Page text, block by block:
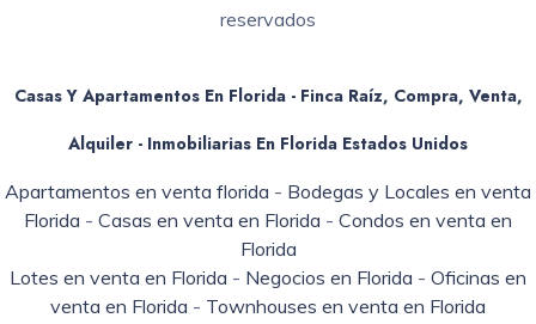
reservados
Casas Y Apartamentos En Florida - Finca Raíz, Compra, Venta,
Alquiler - Inmobiliarias En Florida Estados Unidos
Apartamentos en venta florida - Bodegas y Locales en venta
Florida - Casas en venta en Florida - Condos en venta en
Florida
Lotes en venta en Florida - Negocios en Florida - Oficinas en
venta en Florida - Townhouses en venta en Florida